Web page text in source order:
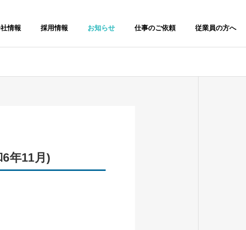
情報 採用情報 お知らせ 仕事のご依頼 従業員の方へ
その他清掃(外壁
年11月)